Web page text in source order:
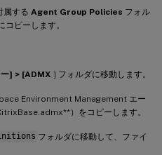
属する Agent Group Policies フォル
コピーします。
ー] > [ADMX ] フォルダに移動します。
Environment Management エー
）をコピーします。
フォルダに移動して、ファイ